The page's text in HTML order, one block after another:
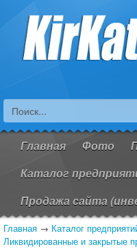
Главная Фото
Каталог
Продажа сайта
Главная → Каталог
Ликвидированные и закрытые